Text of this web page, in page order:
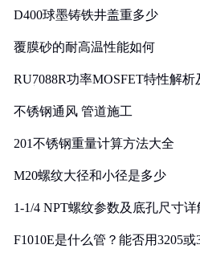
D400球墨铸铁井盖重多少
覆膜砂的耐高温性能如何
RU7088R功率MOSFET特性解
不锈钢通风 管道施工
201不锈钢重量计算方法大全
M20螺纹大径和小径是多少
1-1/4 NPT螺纹参数及底孔尺寸详
F1010E是什么管？能否用3205或